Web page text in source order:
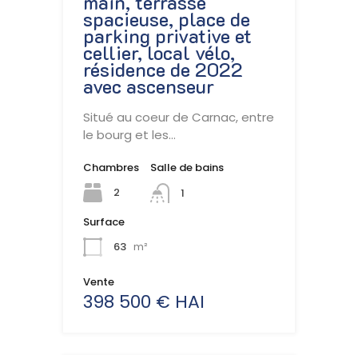
spacieuse, place de
parking privative et
cellier, local vélo,
résidence de 2022
avec ascenseur
Situé au coeur de Carnac, entre
le bourg et les…
Chambres
2
Salle de bains
1
Surface
63 m²
Vente
398 500 € HAI